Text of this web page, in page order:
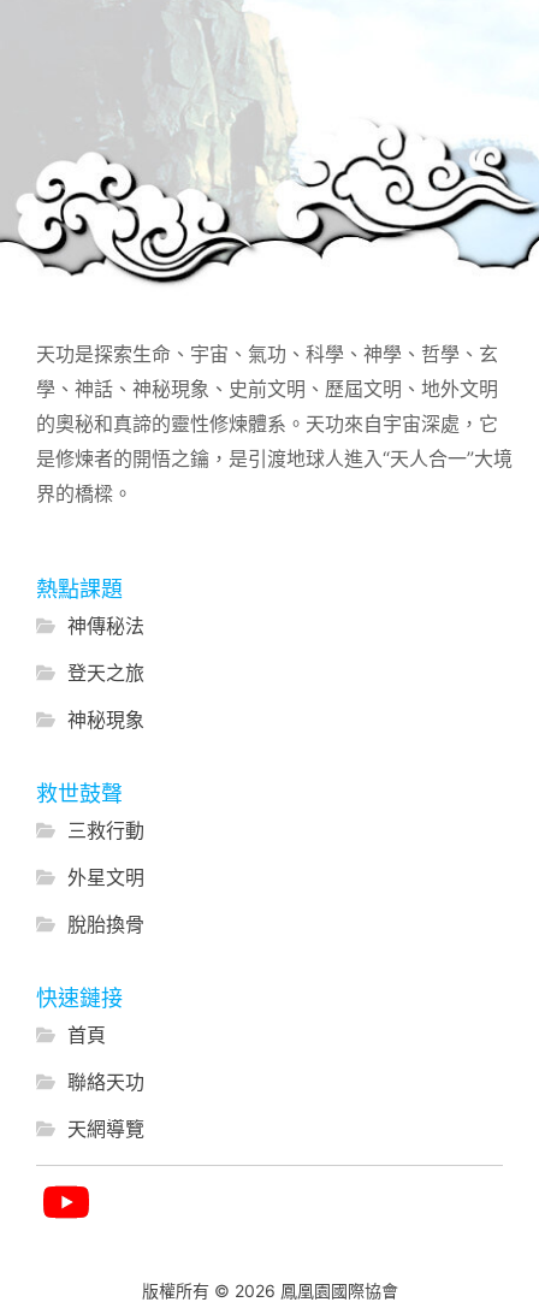
天功是探索生命、宇宙、氣功、科學、神學、哲學、玄
學、神話、神秘現象、史前文明、歷屆文明、地外文明
的奧秘和真諦的靈性修煉體系。天功來自宇宙深處，它
是修煉者的開悟之鑰，是引渡地球人進入“天人合一”大境
界的橋樑。
熱點課題
神傳秘法
登天之旅
神秘現象
救世鼓聲
三救行動
外星文明
脫胎換骨
快速鏈接
首頁
聯絡天功
天網導覽
版權所有 © 2026 鳳凰園國際協會